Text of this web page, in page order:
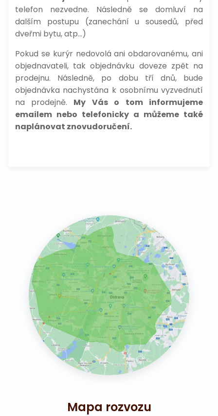
telefon nezvedne. Následně se domluví na
dalším postupu (zanechání u sousedů, před
dveřmi bytu, atp...)
Pokud se kurýr nedovolá ani obdarovanému, ani
objednavateli, tak objednávku doveze zpět na
prodejnu. Následně, po dobu tří dnů, bude
objednávka nachystána k osobnímu vyzvednutí
na prodejně. My Vás o tom informujeme
emailem nebo telefonicky a můžeme také
naplánovat znovudoručení.
Mapa rozvozu